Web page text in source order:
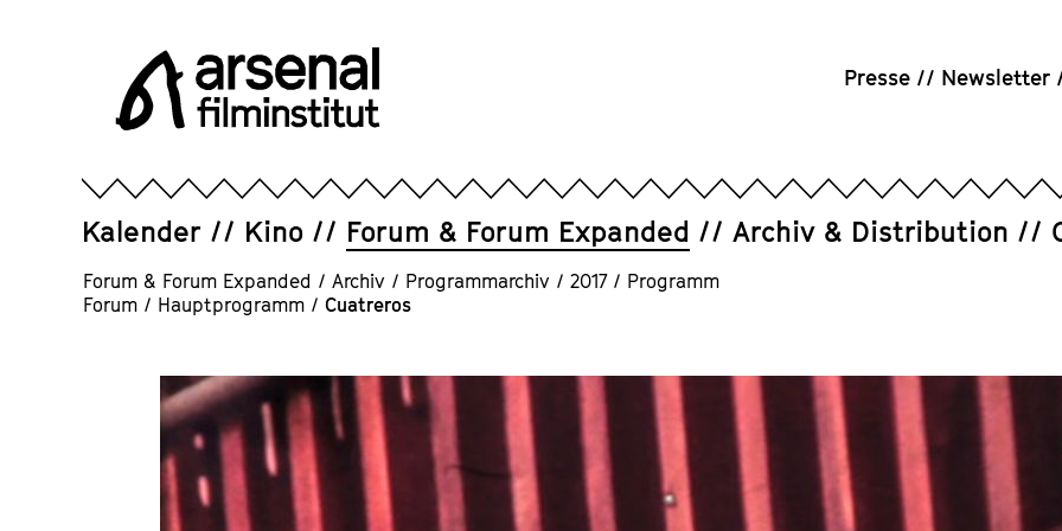
Filminstitut
Presse Newsletter
Kalender Kino Forum & Forum Expanded Archiv & Distribution
Forum & Forum Expanded / Archiv / Programmarchiv / 2017 / Programm
Forum / Hauptprogramm / Cuatreros